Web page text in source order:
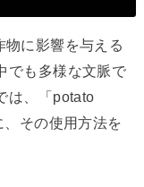
物に影響を与える
でも多様な文脈で
は、「potato
その使用方法を